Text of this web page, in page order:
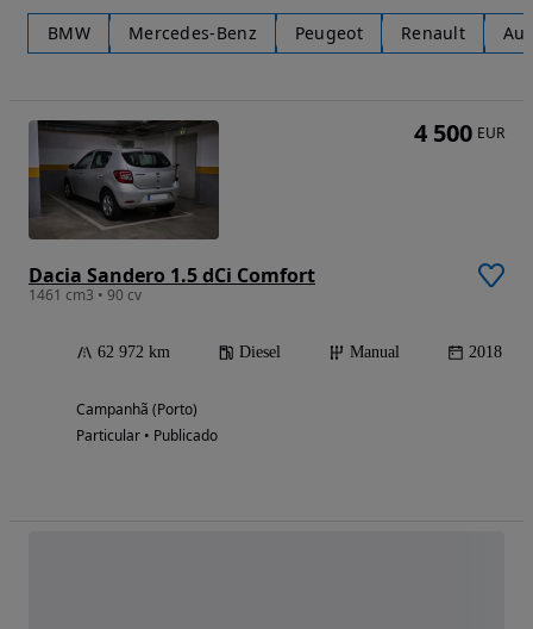
BMW Mercedes-Benz Peugeot Renault
Dacia Sandero 1.5 dCi Comfort
1461 cm3 • 90 cv
62 972 km Diesel Manual 2018
Campanhã (Porto)
Particular • Publicado
4 500 EUR